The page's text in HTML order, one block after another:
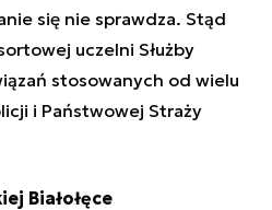
się nie sprawdza. Stąd
uczelni Służby
stosowanych od wielu
i Państwowej Straży
Białołęce